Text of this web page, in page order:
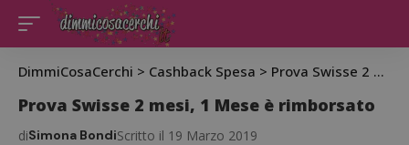
DimmiCosaCerchi > Cashback Spesa > Prova Swisse 2 mesi, 1 Mese è rimborsato
Prova Swisse 2 mesi, 1 Mese è rimborsato
diSimona BondiScritto il 19 Marzo 2019